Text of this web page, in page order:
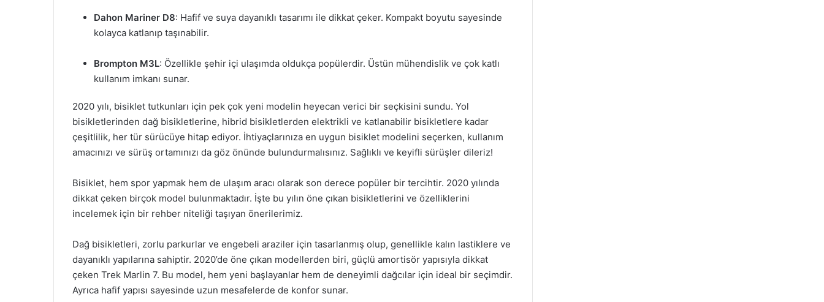
Dahon Mariner D8: Hafif ve suya dayanıklı tasarımı ile dikkat çeker. Kompakt boyutu sayesinde
kolayca katlanıp taşınabilir.
Brompton M3L: Özellikle şehir içi ulaşımda oldukça popülerdir. Üstün mühendislik ve çok katlı
kullanım imkanı sunar.
2020 yılı, bisiklet tutkunları için pek çok yeni modelin heyecan verici bir seçkisini sundu. Yol
bisikletlerinden dağ bisikletlerine, hibrid bisikletlerden elektrikli ve katlanabilir bisikletlere kadar
çeşitlilik, her tür sürücüye hitap ediyor. İhtiyaçlarınıza en uygun bisiklet modelini seçerken, kullanım
amacınızı ve sürüş ortamınızı da göz önünde bulundurmalısınız. Sağlıklı ve keyifli sürüşler dileriz!
Bisiklet, hem spor yapmak hem de ulaşım aracı olarak son derece popüler bir tercihtir. 2020 yılında
dikkat çeken birçok model bulunmaktadır. İşte bu yılın öne çıkan bisikletlerini ve özelliklerini
incelemek için bir rehber niteliği taşıyan önerilerimiz.
Dağ bisikletleri, zorlu parkurlar ve engebeli araziler için tasarlanmış olup, genellikle kalın lastiklere ve
dayanıklı yapılarına sahiptir. 2020’de öne çıkan modellerden biri, güçlü amortisör yapısıyla dikkat
çeken Trek Marlin 7. Bu model, hem yeni başlayanlar hem de deneyimli dağcılar için ideal bir seçimdir.
Ayrıca hafif yapısı sayesinde uzun mesafelerde de konfor sunar.